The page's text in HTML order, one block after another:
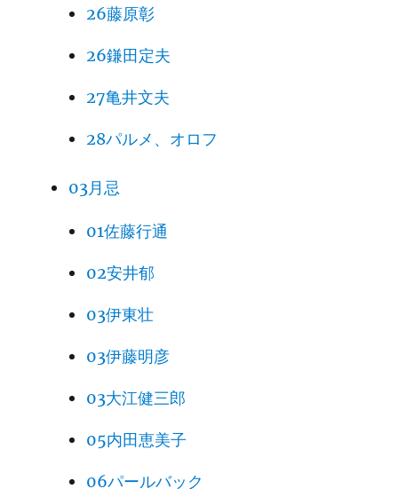
26藤原彰
26鎌田定夫
27亀井文夫
28パルメ、オロフ
03月忌
01佐藤行通
02安井郁
03伊東壮
03伊藤明彦
03大江健三郎
05内田恵美子
06パールバック